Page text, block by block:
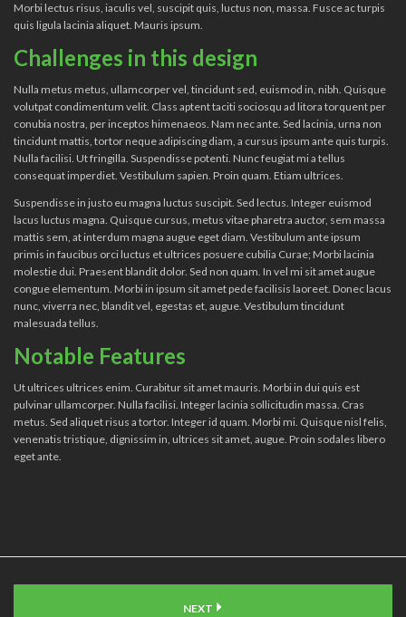
Morbi lectus risus, iaculis vel, suscipit quis, luctus non, massa. Fusce ac turpis
quis ligula lacinia aliquet. Mauris ipsum.
Challenges in this design
Nulla metus metus, ullamcorper vel, tincidunt sed, euismod in, nibh. Quisque
volutpat condimentum velit. Class aptent taciti sociosqu ad litora torquent per
conubia nostra, per inceptos himenaeos. Nam nec ante. Sed lacinia, urna non
tincidunt mattis, tortor neque adipiscing diam, a cursus ipsum ante quis turpis.
Nulla facilisi. Ut fringilla. Suspendisse potenti. Nunc feugiat mi a tellus
consequat imperdiet. Vestibulum sapien. Proin quam. Etiam ultrices.
Suspendisse in justo eu magna luctus suscipit. Sed lectus. Integer euismod
lacus luctus magna. Quisque cursus, metus vitae pharetra auctor, sem massa
mattis sem, at interdum magna augue eget diam. Vestibulum ante ipsum
primis in faucibus orci luctus et ultrices posuere cubilia Curae; Morbi lacinia
molestie dui. Praesent blandit dolor. Sed non quam. In vel mi sit amet augue
congue elementum. Morbi in ipsum sit amet pede facilisis laoreet. Donec lacus
nunc, viverra nec, blandit vel, egestas et, augue. Vestibulum tincidunt
malesuada tellus.
Notable Features
Ut ultrices ultrices enim. Curabitur sit amet mauris. Morbi in dui quis est
pulvinar ullamcorper. Nulla facilisi. Integer lacinia sollicitudin massa. Cras
metus. Sed aliquet risus a tortor. Integer id quam. Morbi mi. Quisque nisl felis,
venenatis tristique, dignissim in, ultrices sit amet, augue. Proin sodales libero
eget ante.
NEXT